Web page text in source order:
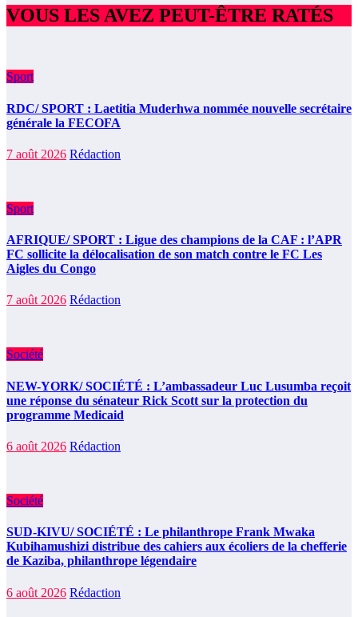
VOUS LES AVEZ PEUT-ÊTRE RATÉS
Sport
RDC/ SPORT : Laetitia Muderhwa nommée nouvelle secrétaire
générale la FECOFA
7 août 2026 Rédaction
Sport
AFRIQUE/ SPORT : Ligue des champions de la CAF : l’APR
FC sollicite la délocalisation de son match contre le FC Les
Aigles du Congo
7 août 2026 Rédaction
Société
NEW-YORK/ SOCIÉTÉ : L’ambassadeur Luc Lusumba reçoit
une réponse du sénateur Rick Scott sur la protection du
programme Medicaid
6 août 2026 Rédaction
Société
SUD-KIVU/ SOCIÉTÉ : Le philanthrope Frank Mwaka
Kubihamushizi distribue des cahiers aux écoliers de la chefferie
de Kaziba, philanthrope légendaire
6 août 2026 Rédaction